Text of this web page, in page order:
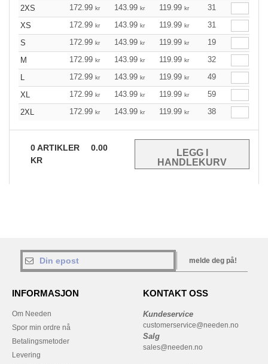
2XS 172.99 kr 143.99 kr 119.99 kr
31
XS
172.99 kr 143.99 kr 119.99 kr
31
S
172.99 kr 143.99 kr 119.99 kr
19
M
172.99 kr 143.99 kr 119.99 kr
32
L
172.99 kr 143.99 kr 119.99 kr
49
XL
172.99 kr 143.99 kr 119.99 kr
59
2XL
172.99 kr 143.99 kr 119.99 kr 38
0ARTIKLER
0.00
KR
melde deg på!
INFORMASJON
Om Needen
Spor min ordre nå
Betalingsmetoder
Levering
KONTAKT OSS
Kundeservice
customerservice@needen.no
Salg
sales@needen.no